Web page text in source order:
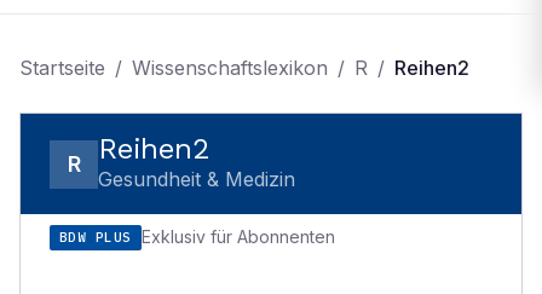
Startseite / Wissenschaftslexikon / R / Reihen2
R Reihen2
Gesundheit & Medizin
BDW PLUS Exklusiv für Abonnenten